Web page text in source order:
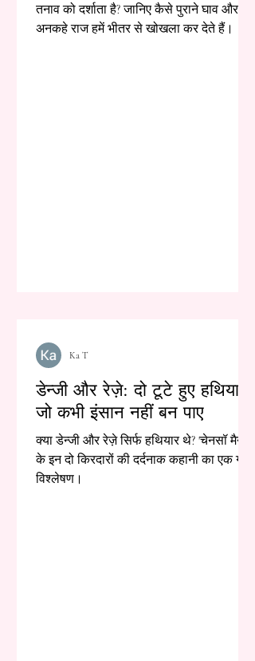
तनाव को दर्शाता है? जानिए कैसे पुराने घाव और
अनकहे राज हमें भीतर से खोखला कर देते हैं।
डेन्जी और रेज़े: दो टूटे हुए हथियार,
जो कभी इंसान नहीं बन पाए
क्या डेन्जी और रेज़े सिर्फ हथियार थे? 'चेनसॉ मैन'
के इन दो किरदारों की दर्दनाक कहानी का एक गहरा
विश्लेषण।
Ka T